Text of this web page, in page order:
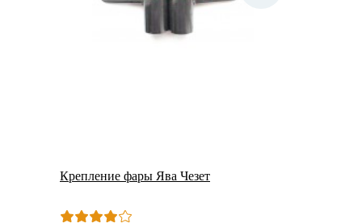
Крепление фары Ява Чезет